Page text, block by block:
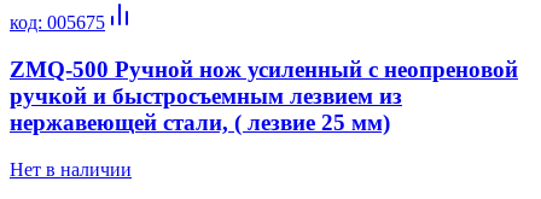
код: 005675
ZMQ-500 Ручной нож усиленный с неопреновой
ручкой и быстросъемным лезвием из
нержавеющей стали, ( лезвие 25 мм)
Нет в наличии